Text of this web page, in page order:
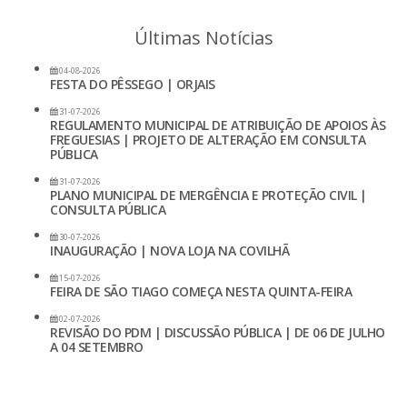
Últimas Notícias
04-08-2026
FESTA DO PÊSSEGO | ORJAIS
31-07-2026
REGULAMENTO MUNICIPAL DE ATRIBUIÇÃO DE APOIOS ÀS
FREGUESIAS | PROJETO DE ALTERAÇÃO EM CONSULTA
PÚBLICA
31-07-2026
PLANO MUNICIPAL DE MERGÊNCIA E PROTEÇÃO CIVIL |
CONSULTA PÚBLICA
30-07-2026
INAUGURAÇÃO | NOVA LOJA NA COVILHÃ
15-07-2026
FEIRA DE SÃO TIAGO COMEÇA NESTA QUINTA-FEIRA
02-07-2026
REVISÃO DO PDM | DISCUSSÃO PÚBLICA | DE 06 DE JULHO
A 04 SETEMBRO